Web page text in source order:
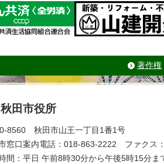
著作権
秋田市役所
8560 秋田市山王一丁目1番1号
窓口案内電話：018-863-2222 ファクス
間：平日 午前8時30分から午後5時15分ま